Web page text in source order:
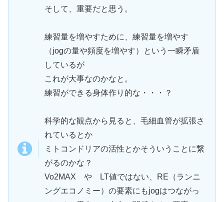
そして、重要だと思う。
練習量を増やすために、練習量を増やす
（jogの量や頻度を増やす）という一瞬矛盾
しているが
これが大事なのかなと。
練習ができる身体作り的な・・・？
科学的な観点から見ると、毛細血管が拡張さ
れているとか
ミトコンドリアの活性とかそういうことに繋
がるのかな？
Vo2MAX や LT値ではない、RE（ランニ
ングエコノミー）の要素にもjogはつながっ